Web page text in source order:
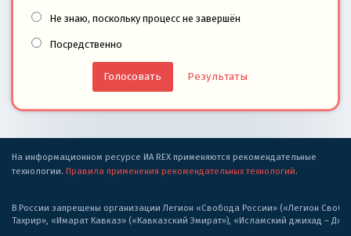
Не знаю, поскольку процесс не завершён
Посредственно
Результаты
На информационном ресурсе ИА REX применяются рекомендательные
технологии. Правила применения рекомендательных технологий.
В России запрещены организации Легион «Свобода России» («Легион
Тахрир», «Имарат Кавказ» («Кавказский Эмират»), «Исламский джихад –